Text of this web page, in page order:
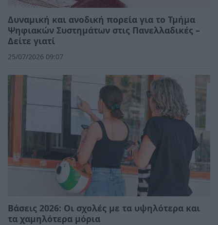
Δυναμική και ανοδική πορεία για το Τμήμα
Ψηφιακών Συστημάτων στις Πανελλαδικές –
Δείτε γιατί
25/07/2026 09:07
Βάσεις 2026: Οι σχολές με τα υψηλότερα και
τα χαμηλότερα μόρια